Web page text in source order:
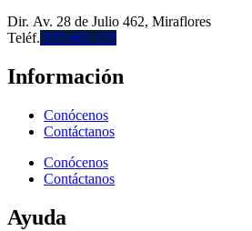
Dir. Av. 28 de Julio 462, Miraflores
Teléf. 935 665 170
Información
Conócenos
Contáctanos
Conócenos
Contáctanos
Ayuda